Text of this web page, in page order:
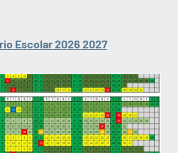
Escolar 2026 2027